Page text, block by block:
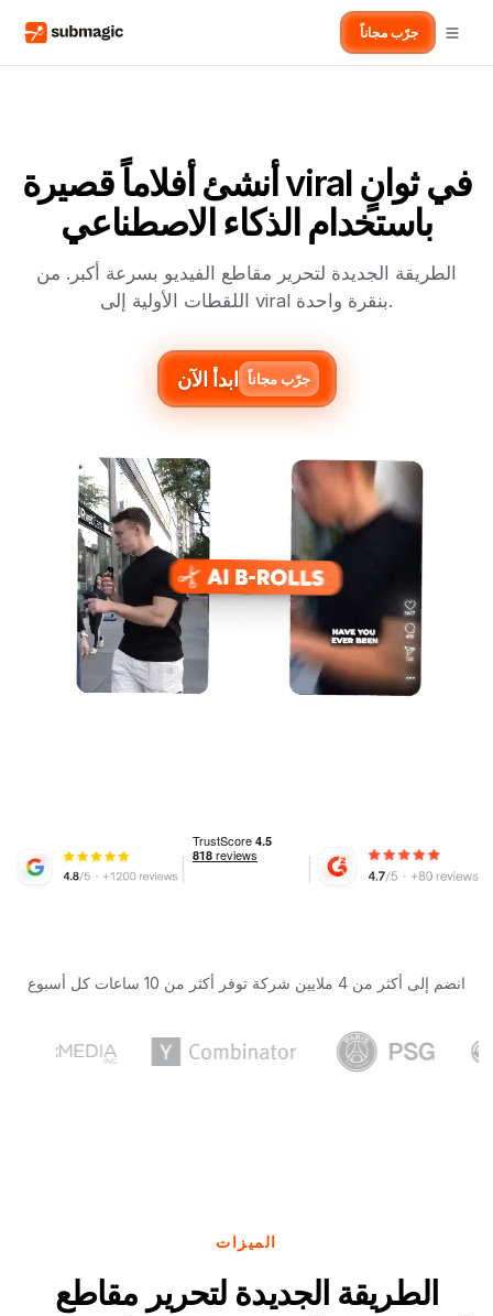
جرّب مجاناً
أنشئ أفلاماً قصيرة viral في ثوانٍ
باستخدام الذكاء الاصطناعي
الطريقة الجديدة لتحرير مقاطع الفيديو بسرعة أكبر. من
اللقطات الأولية إلى viral بنقرة واحدة.
ابدأ الآن جرّب مجاناً
انضم إلى أكثر من 4 ملايين شركة توفر أكثر من 10 ساعات كل أسبوع
الميزات
الطريقة الجديدة لتحرير مقاطع